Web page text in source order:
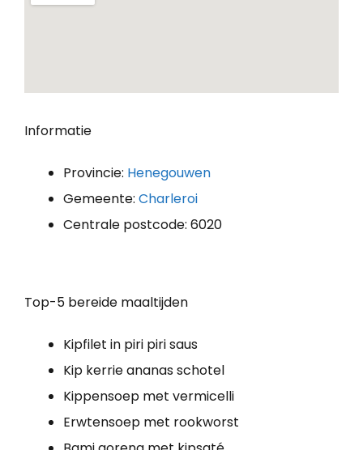
Informatie
Provincie: Henegouwen
Gemeente: Charleroi
Centrale postcode: 6020
Top-5 bereide maaltijden
Kipfilet in piri piri saus
Kip kerrie ananas schotel
Kippensoep met vermicelli
Erwtensoep met rookworst